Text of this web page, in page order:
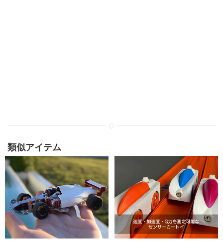
類似アイテム